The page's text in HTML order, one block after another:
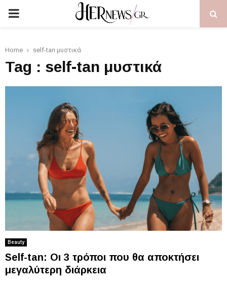
PRIMARY
Home self-tan μυστικά
Tag : self-tan μυστικά
Beauty
Self-tan: Οι 3 τρόποι που θα αποκτήσει
μεγαλύτερη διάρκεια